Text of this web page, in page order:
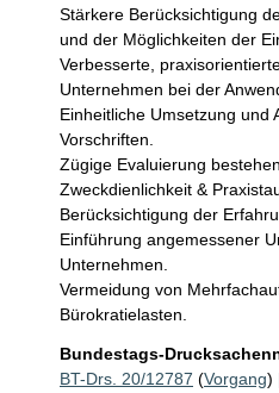
Stärkere Berücksichtigung
und der Möglichkeiten der
Verbesserte,
Unternehmen bei der
Einheitliche Umsetzung und
Vorschriften.
Zügige Evaluierung
Zweckdienlichkeit &
Berücksichtigung der
Einführung angemessener
Unternehmen.
Vermeidung von
Bürokratielasten.
Bundestags-
BT-Drs. 20/12787 (Vorgang)